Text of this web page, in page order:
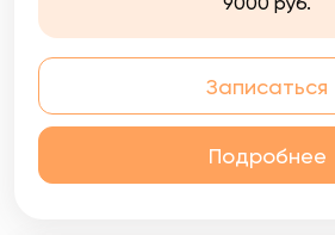
Записаться
Подробнее